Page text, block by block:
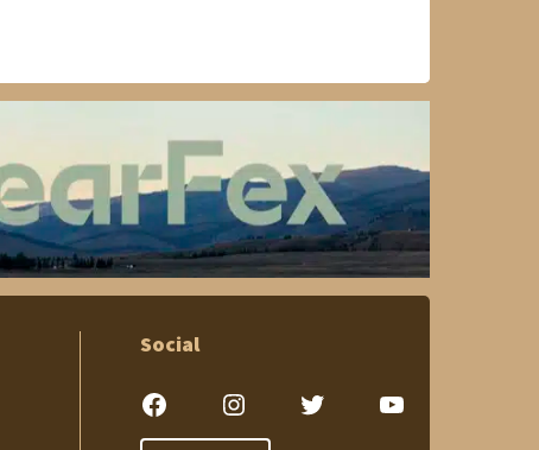
Social
FacebookInstagramTwitterYouTube